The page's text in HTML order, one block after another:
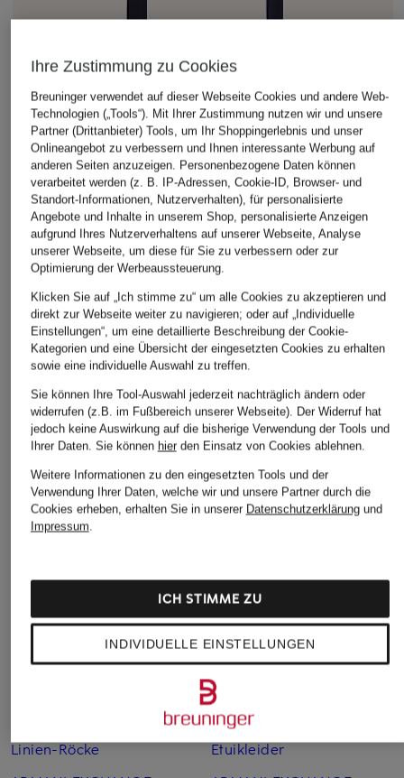
+Aktionsrabatt
MRS & HUGS
Hose
69,99 €
Bestpreis:59,49 €
Ursprünglich:119,99 €
BOGNER
Sweatpants Benita
135 €
Bestpreis: 225 €
SEDUCTIVE
Marlenehose
LOUELLA
119,99 €
Bestpreis:269,95 €
ARMANI EXCHANGE A-
Linien-Röcke
ARMANI EXCHANGE
Etuikleider
Ihre Zustimmung zu Cookies
Breuninger verwendet auf dieser Webseite Cookies und andere Web-
Technologien („Tools“). Mit Ihrer Zustimmung nutzen wir und unsere
Partner (Drittanbieter) Tools, um Ihr Shoppingerlebnis und unser
Onlineangebot zu verbessern und Ihnen interessante Werbung auf
anderen Seiten anzuzeigen. Personenbezogene Daten können
verarbeitet werden (z. B. IP-Adressen, Cookie-ID, Browser- und
Standort-Informationen, Nutzerverhalten), für personalisierte
Angebote und Inhalte in unserem Shop, personalisierte Anzeigen
aufgrund Ihres Nutzerverhaltens auf unserer Webseite, Analyse
unserer Webseite, um diese für Sie zu verbessern oder zur
Optimierung der Werbeaussteuerung.
Klicken Sie auf „Ich stimme zu“ um alle Cookies zu akzeptieren und
direkt zur Webseite weiter zu navigieren; oder auf „Individuelle
Einstellungen“, um eine detaillierte Beschreibung der Cookie-
Kategorien und eine Übersicht der eingesetzten Cookies zu erhalten
sowie eine individuelle Auswahl zu treffen.
Sie können Ihre Tool-Auswahl jederzeit nachträglich ändern oder
widerrufen (z.B. im Fußbereich unserer Webseite). Der Widerruf hat
jedoch keine Auswirkung auf die bisherige Verwendung der Tools und
Ihrer Daten. Sie können hierden Einsatz von Cookies ablehnen.
Weitere Informationen zu den eingesetzten Tools und der
Verwendung Ihrer Daten, welche wir und unsere Partner durch die
Cookies erheben, erhalten Sie in unserer Datenschutzerklärungund
Impressum.
INDIVIDUELLE EINSTELLUNGEN
ICH STIMME ZU